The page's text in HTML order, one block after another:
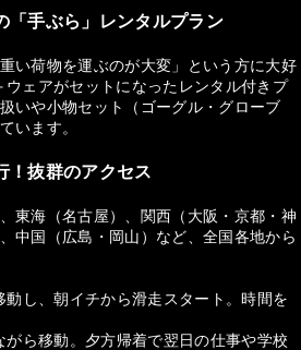
「手ぶら」レンタルプラン
い荷物を運ぶのが大変」という方に大好
ェアがセットになったレンタル付きプ
いや小物セット（ゴーグル・グローブ
います。
！抜群のアクセス
東海（名古屋）、関西（大阪・京都・神
中国（広島・岡山）など、全国各地から
動し、朝イチから滑走スタート。時間を
がら移動。夕方帰着で翌日の仕事や学校